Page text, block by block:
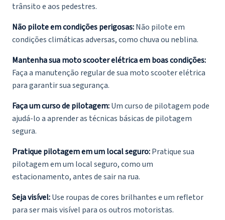
trânsito e aos pedestres.
Não pilote em condições perigosas:Não pilote em
condições climáticas adversas, como chuva ou neblina.
Mantenha sua moto scooter elétrica em boas condições:
Faça a manutenção regular de sua moto scooter elétrica
para garantir sua segurança.
Faça um curso de pilotagem:Um curso de pilotagem pode
ajudá-lo a aprender as técnicas básicas de pilotagem
segura.
Pratique pilotagem em um local seguro:Pratique sua
pilotagem em um local seguro, como um
estacionamento, antes de sair na rua.
Seja visível:Use roupas de cores brilhantes e um refletor
para ser mais visível para os outros motoristas.